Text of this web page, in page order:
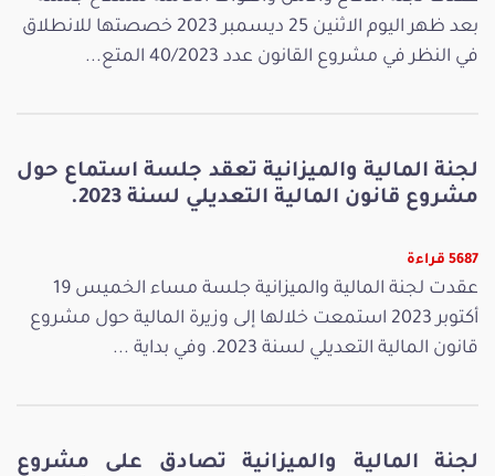
بعد ظهر اليوم الاثنين 25 ديسمبر 2023 خصصتها للانطلاق
في النظر في مشروع القانون عدد 40/2023 المتع...
لجنة المالية والميزانية تعقد جلسة استماع حول
مشروع قانون المالية التعديلي لسنة 2023.
5687 قراءة
عقدت لجنة المالية والميزانية جلسة مساء الخميس 19
أكتوبر 2023 استمعت خلالها إلى وزيرة المالية حول مشروع
قانون المالية التعديلي لسنة 2023. وفي بداية ...
لجنة المالية والميزانية تصادق على مشروع